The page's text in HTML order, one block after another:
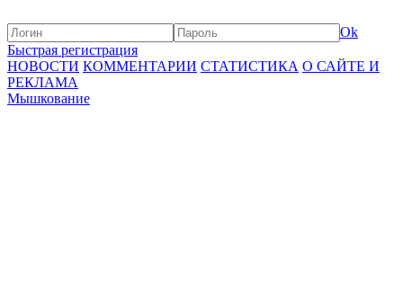
Ok
Быстрая регистрация
НОВОСТИ КОММЕНТАРИИ СТАТИСТИКА О САЙТЕ И
РЕКЛАМА
Мышкование